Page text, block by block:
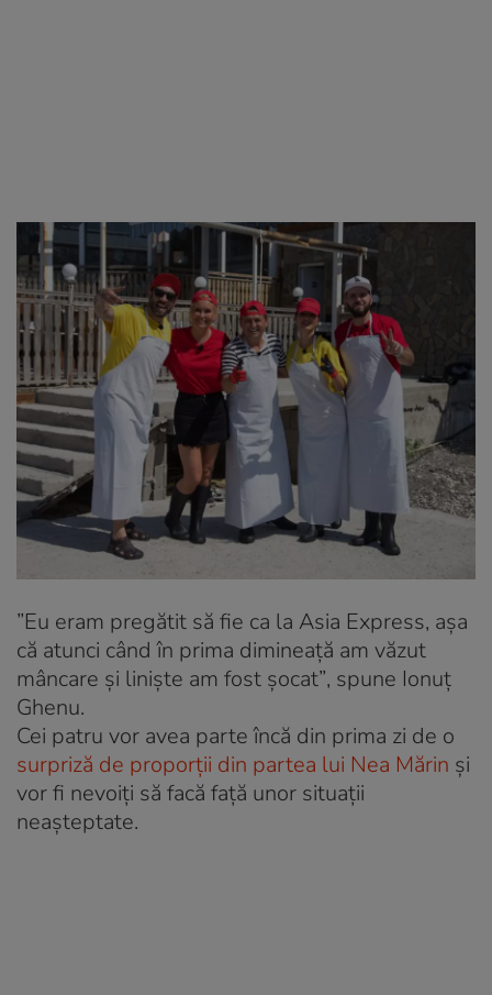
”Eu eram pregătit să fie ca la Asia Express, așa
că atunci când în prima dimineață am văzut
mâncare și liniște am fost șocat”, spune Ionuț
Ghenu.
Cei patru vor avea parte încă din prima zi de o
surpriză de proporții din partea lui Nea Mărin și
vor fi nevoiți să facă față unor situații
neașteptate.